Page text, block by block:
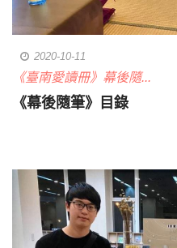
2020-10-11
《臺南愛讀冊》幕後隨...
《幕後隨筆》目錄